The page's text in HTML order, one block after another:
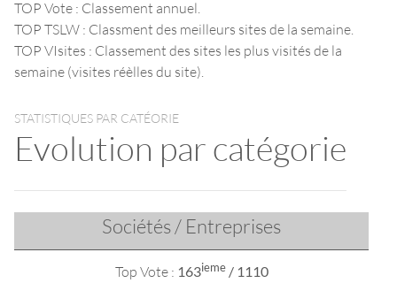
TOP Vote : Classement annuel.
TOP TSLW : Classment des meilleurs sites de la semaine.
TOP VIsites : Classement des sites les plus visités de la
semaine (visites réèlles du site).
STATISTIQUES PAR CATÉORIE
Evolution par catégorie
Sociétés / Entreprises
Top Vote : 163ieme/ 1110